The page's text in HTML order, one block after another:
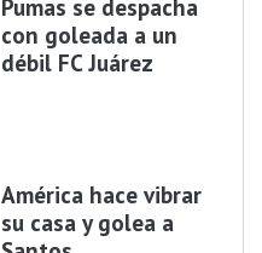
Pumas se despacha
con goleada a un
débil FC Juárez
América hace vibrar
su casa y golea a